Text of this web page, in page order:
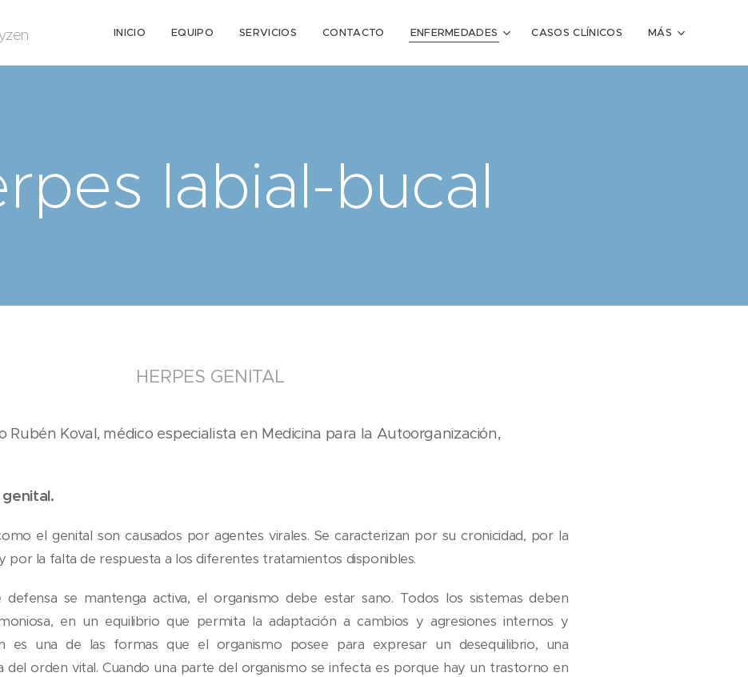
INICIO EQUIPO SERVICIOS CONTACTO ENFERMEDADES CASOS CLÍNICOS MÁS
labial-bucal
HERPES GENITAL
Rubén Koval, médico especialista en Medicina para la Autoorganización,
genital.
el genital son causados por agentes virales. Se caracterizan por su cronicidad, por la
por la falta de respuesta a los diferentes tratamientos disponibles.
se mantenga activa, el organismo debe estar sano. Todos los sistemas deben
en un equilibrio que permita la adaptación a cambios y agresiones internos y
es una de las formas que el organismo posee para expresar un desequilibrio, una
del orden vital. Cuando una parte del organismo se infecta es porque hay un trastorno en